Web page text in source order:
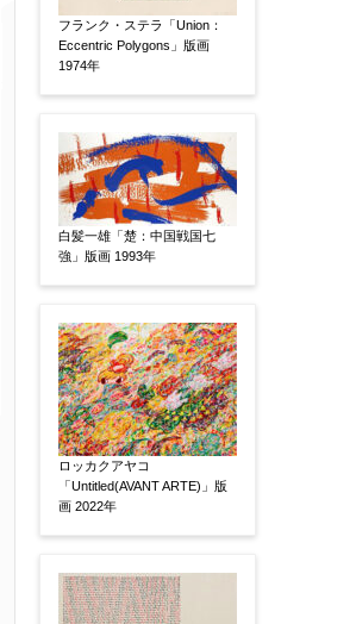
作品の技法 【任意】
素描
立体
その他
絵の画面サイズ
体裁 【任意】
額装
軸装
その他
サイン等の有無
鑑定証書付
共箱
その他
フランク・ステラ「Union：
Eccentric Polygons」版画
1974年
白髪一雄「楚：中国戦国七
強」版画 1993年
ロッカクアヤコ
「Untitled(AVANT ARTE)」版
画 2022年